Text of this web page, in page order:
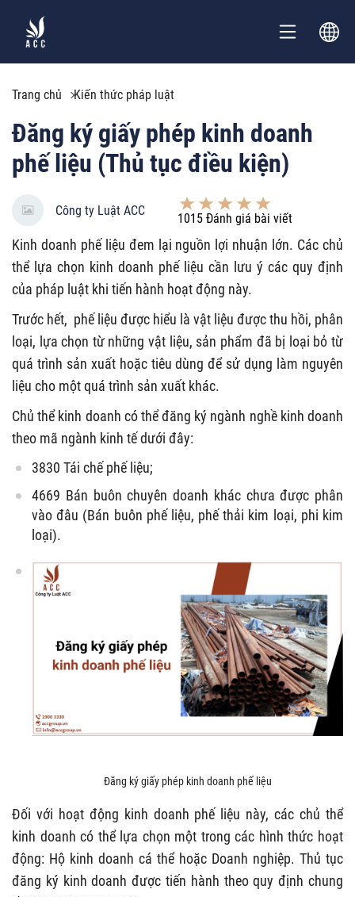
Trang chủ Kiến thức pháp luật
Đăng ký giấy phép kinh doanh
phế liệu (Thủ tục điều kiện)
Công ty Luật ACC
1015 Đánh giá bài viết
Kinh doanh phế liệu đem lại nguồn lợi nhuận lớn. Các chủ
thể lựa chọn kinh doanh phế liệu cần lưu ý các quy định
của pháp luật khi tiến hành hoạt động này.
Trước hết, phế liệu được hiểu là vật liệu được thu hồi, phân
loại, lựa chọn từ những vật liệu, sản phẩm đã bị loại bỏ từ
quá trình sản xuất hoặc tiêu dùng để sử dụng làm nguyên
liệu cho một quá trình sản xuất khác.
Chủ thể kinh doanh có thể đăng ký ngành nghề kinh doanh
theo mã ngành kinh tế dưới đây:
3830 Tái chế phế liệu;
4669 Bán buôn chuyên doanh khác chưa được phân
vào đâu (Bán buôn phế liệu, phế thải kim loại, phi kim
loại).
Đăng ký giấy phép kinh doanh phế liệu
Đối với hoạt động kinh doanh phế liệu này, các chủ thể
kinh doanh có thể lựa chọn một trong các hình thức hoạt
động: Hộ kinh doanh cá thể hoặc Doanh nghiệp. Thủ tục
đăng ký kinh doanh được tiến hành theo quy định chung